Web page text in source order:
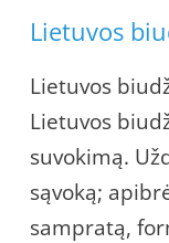
Lietuvos
Lietuvos
Lietuvos
suvokimą.
sąvoką;
sampratą,